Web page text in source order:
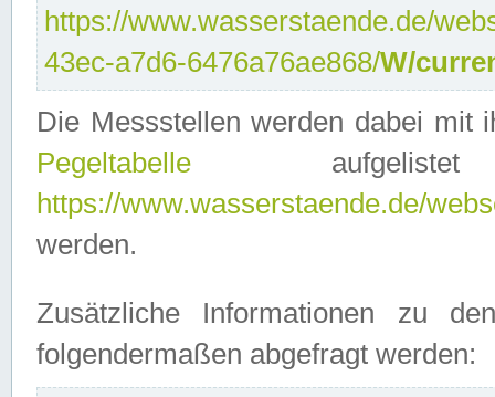
https://www.wasserstaende.de/
43ec-a7d6-6476a76ae868/W/
Die Messstellen werden dabei mit
Pegeltabelle
https://www.wasserstaende.de/
werden.
Zusätzliche Informationen zu
folgendermaßen abgefragt werden: